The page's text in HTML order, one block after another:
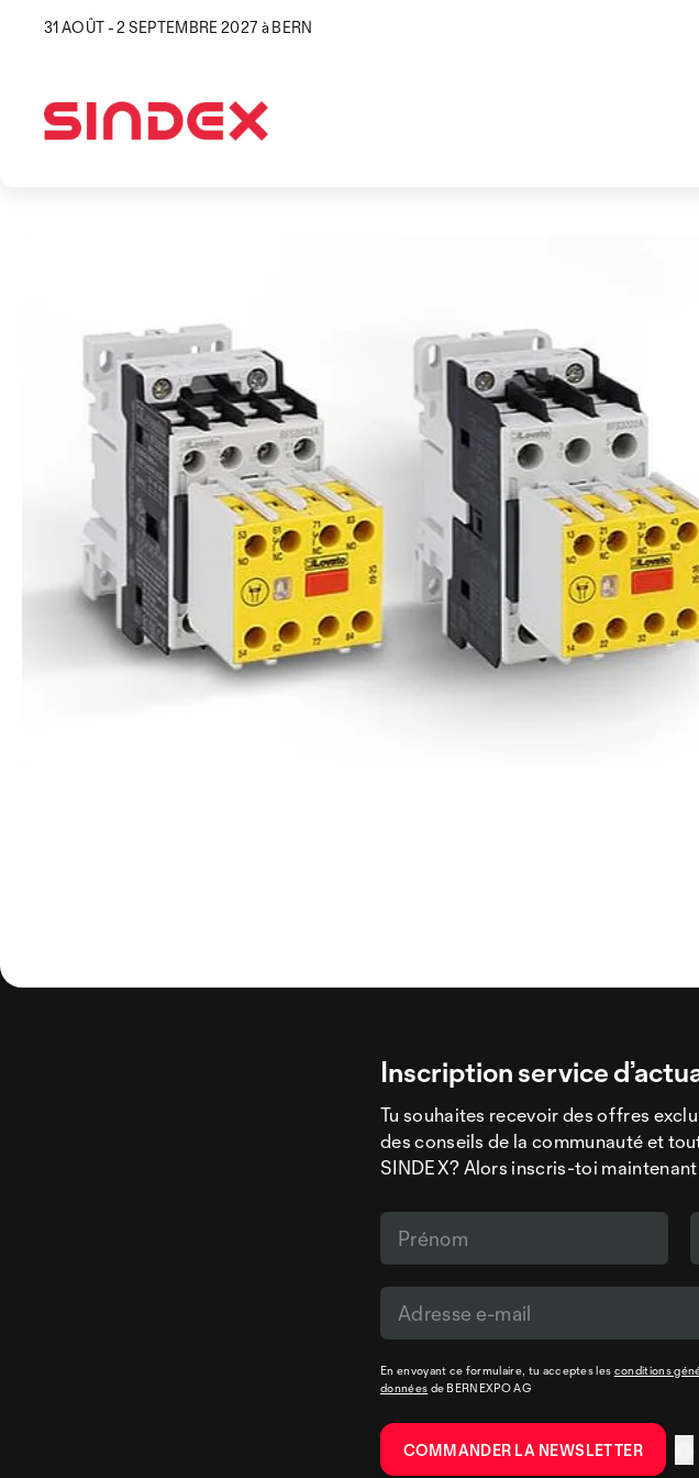
31 AOÛT - 2 SEPTEMBRE 2027 à BERN
Inscription service
Tu souhaites recevoir des offres
des conseils de la communauté et
SINDEX? Alors inscris-toi
En envoyant ce formulaire, tu acceptes les conditions
données de BERNEXPO AG